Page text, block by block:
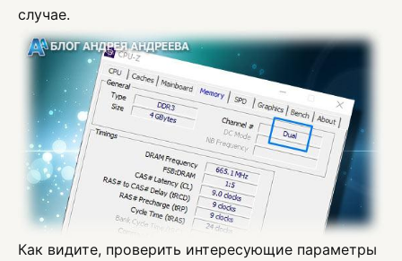
случае.
Как видите, проверить интересующие параметры